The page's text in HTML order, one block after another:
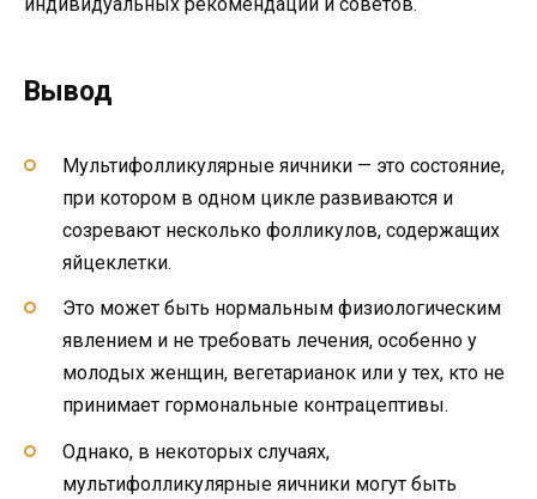
Вывод
Мультифолликулярные яичники — это состояние,
при котором в одном цикле развиваются и
созревают несколько фолликулов, содержащих
яйцеклетки.
Это может быть нормальным физиологическим
явлением и не требовать лечения, особенно у
молодых женщин, вегетарианок или у тех, кто не
принимает гормональные контрацептивы.
Однако, в некоторых случаях,
мультифолликулярные яичники могут быть